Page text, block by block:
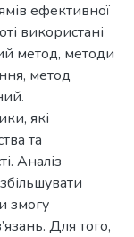
ефективної
використані
метод, методи
метод
які
та
Аналіз
змогу
Для того,